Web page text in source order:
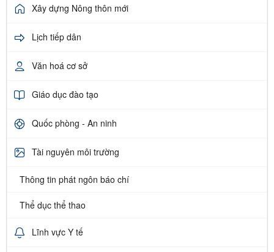
Xây dựng Nông thôn mới
Lịch tiếp dân
Văn hoá cơ sở
Giáo dục đào tạo
Quốc phòng - An ninh
Tài nguyên môi trường
Thông tin phát ngôn báo chí
Thể dục thể thao
Lĩnh vực Y tế